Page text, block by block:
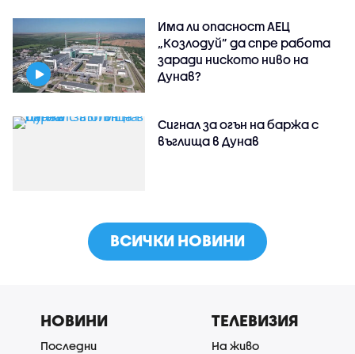
Има ли опасност АЕЦ
„Козлодуй” да спре работа
заради ниското ниво на
Дунав?
Сигнал за огън на баржа с
въглища в Дунав
ВСИЧКИ НОВИНИ
НОВИНИ
Последни
ТЕЛЕВИЗИЯ
На живо